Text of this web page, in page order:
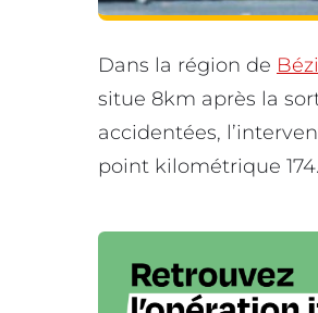
Dans la région de
situe 8km après la
accidentées,
point kilométrique